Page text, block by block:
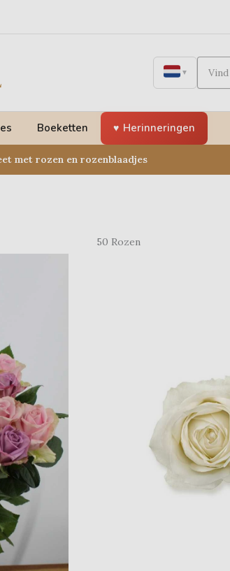
▼
Boeketten Herinneringen
met rozen en rozenblaadjes
50 Rozen